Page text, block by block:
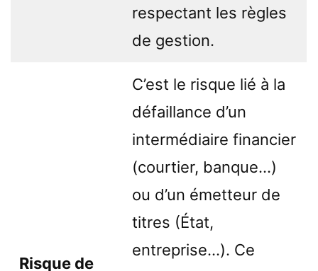
respectant les règles
de gestion.
Risque de
C’est le risque lié à la
défaillance d’un
intermédiaire financier
(courtier, banque…)
ou d’un émetteur de
titres (État,
entreprise…). Ce